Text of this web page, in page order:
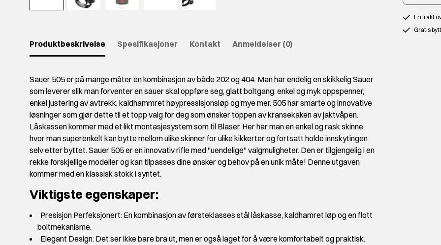
Produktbeskrivelse Spesifikasjoner Kontakt Anmeldelser (0)
Sauer 505 er på mange måter en kombinasjon av både 202 og 404. Man har endelig en skikkelig Sauer
som leverer slik man forventer en sauer skal oppføre seg, glatt boltgang, enkel og myk oppspenner,
enkel justering av avtrekk, kaldhammret høypressisjonsløp og mye mer. 505 har smarte og innovative
løsninger som gjør dette til et topp valg for deg som ønsker toppen av kransekaken av jaktvåpen.
Låskassen kommer med et likt montasjesystem som til Blaser. Her har man en enkel og rask skinne
hvor man superenkelt kan bytte mellom ulike skinner for ulike kikkerter og fortsatt holde innskytingen
selv etter byttet. Sauer 505 er en innovativ rifle med "uendelige" valgmuligheter. Den er tilgjengelig i en
rekke forskjellige modeller og kan tilpasses dine ønsker og behov på en unik måte! Denne utgaven
kommer med en klassisk stokk i syntet.
Viktigste egenskaper:
Presisjon Perfeksjonert: En kombinasjon av førsteklasses stål låskasse, kaldhamret løp og en flott
boltmekanisme.
Elegant Design: Det ser ikke bare bra ut, men er også laget for å være komfortabelt og praktisk.
Fri frakt
Gratis